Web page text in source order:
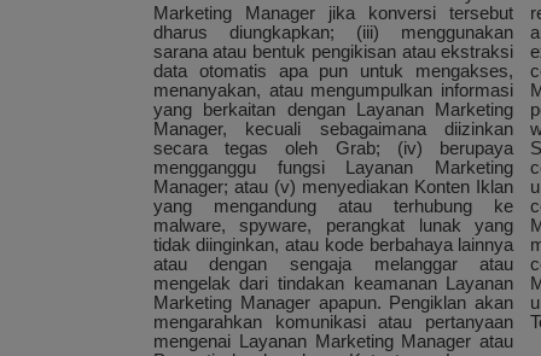
Marketing Manager jika konversi tersebut
dharus diungkapkan; (iii) menggunakan
sarana atau bentuk pengikisan atau ekstraksi
data otomatis apa pun untuk mengakses,
menanyakan, atau mengumpulkan informasi
yang berkaitan dengan Layanan Marketing
Manager, kecuali sebagaimana diizinkan
secara tegas oleh Grab; (iv) berupaya
mengganggu fungsi Layanan Marketing
Manager; atau (v) menyediakan Konten Iklan
yang mengandung atau terhubung ke
malware, spyware, perangkat lunak yang
tidak diinginkan, atau kode berbahaya lainnya
atau dengan sengaja melanggar atau
mengelak dari tindakan keamanan Layanan
Marketing Manager apapun. Pengiklan akan
mengarahkan komunikasi atau pertanyaan
mengenai Layanan Marketing Manager atau